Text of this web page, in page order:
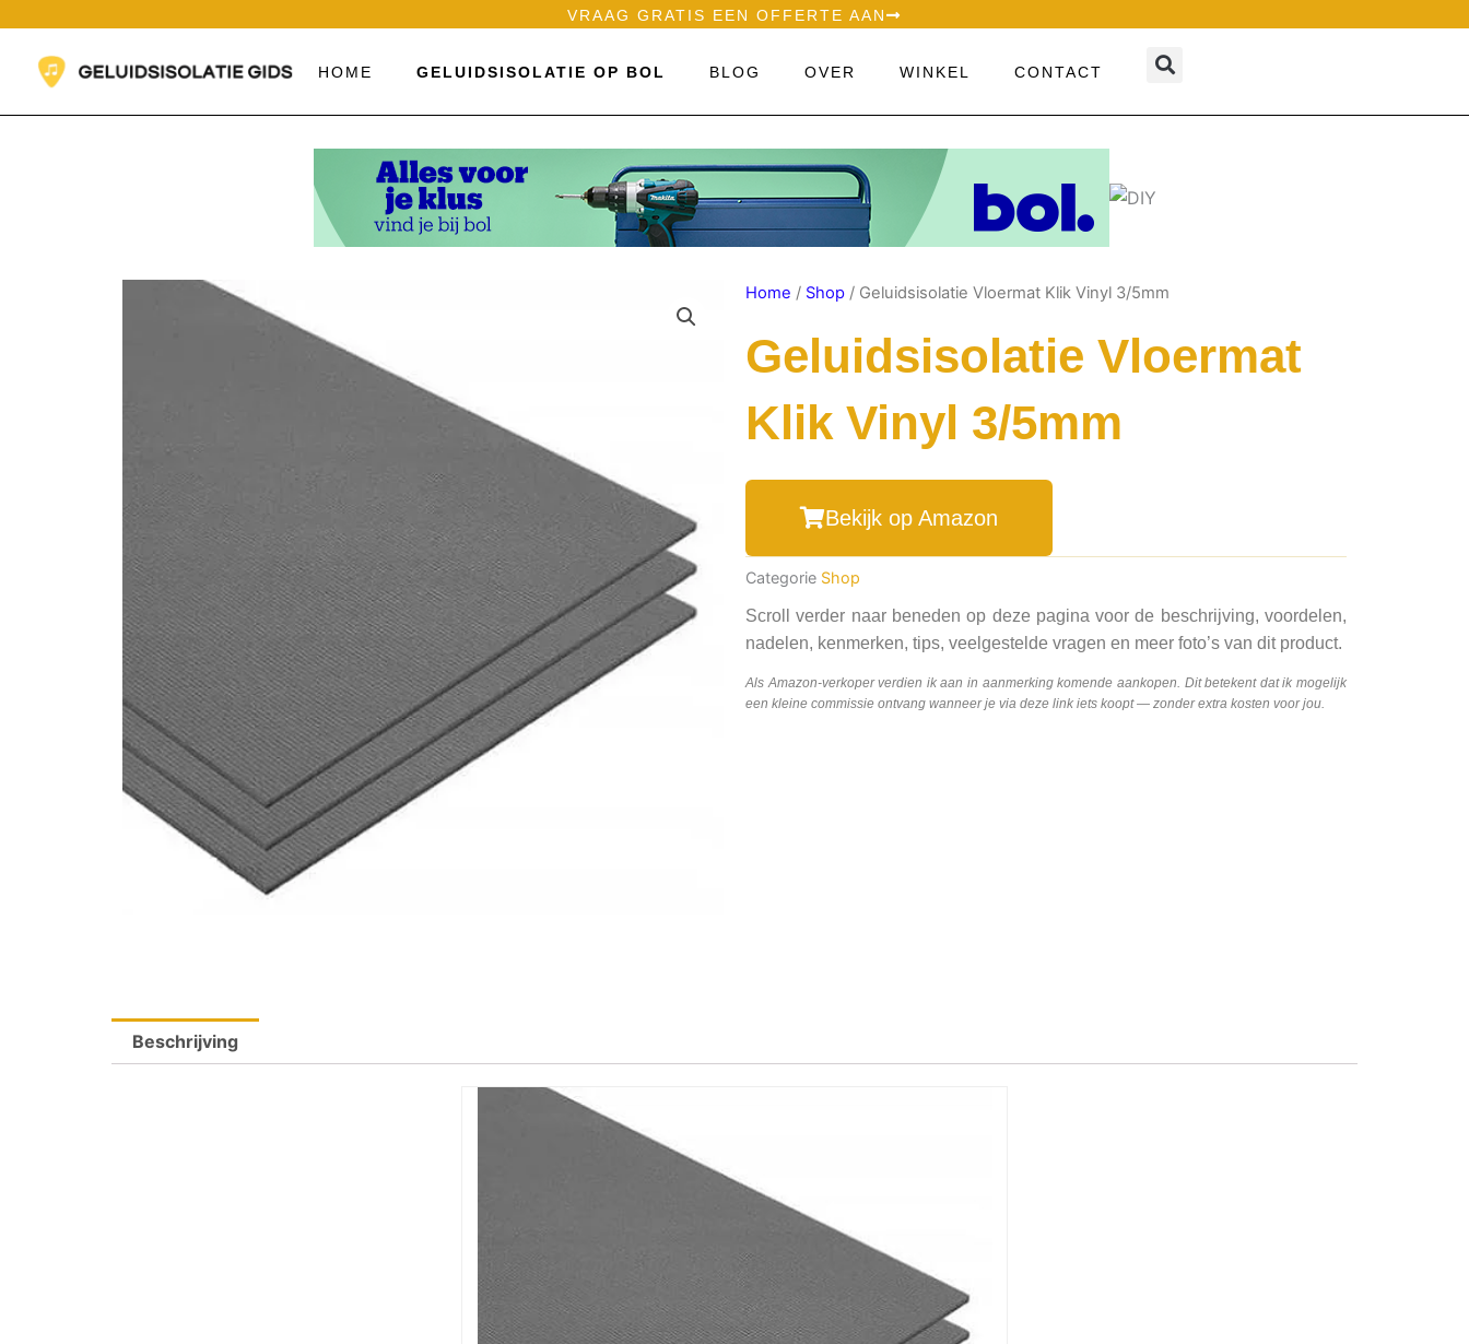
VRAAG GRATIS EEN OFFERTE AAN
HOME GELUIDSISOLATIE OP BOL BLOG OVER WINKEL CONTACT
Home / Shop / Geluidsisolatie Vloermat Klik Vinyl 3/5mm
Geluidsisolatie Vloermat
Klik Vinyl 3/5mm
Bekijk op Amazon
Categorie Shop
Scroll verder naar beneden op deze pagina voor de beschrijving, voordelen,
nadelen, kenmerken, tips, veelgestelde vragen en meer foto’s van dit product.
Als Amazon-verkoper verdien ik aan in aanmerking komende aankopen. Dit betekent dat ik mogelijk
een kleine commissie ontvang wanneer je via deze link iets koopt — zonder extra kosten voor jou.
Beschrijving